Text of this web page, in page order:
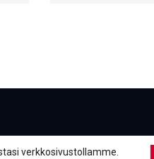
verkkosivustollamme.